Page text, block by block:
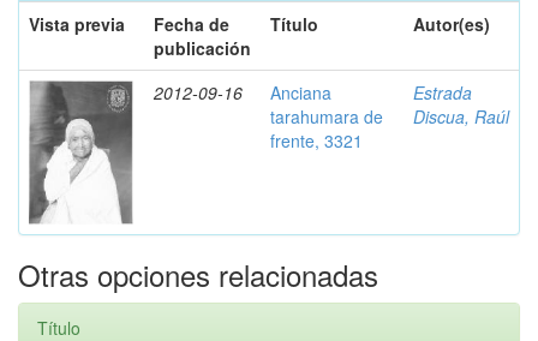
Vista previa
Fecha de
publicación
Título Autor(es)
2012-09-16
Anciana
tarahumara de
frente, 3321
Estrada
Discua, Raúl
Otras opciones relacionadas
Título